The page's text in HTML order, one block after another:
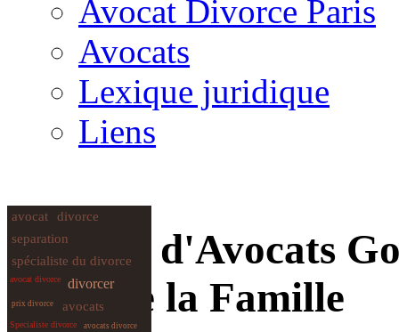
Avocat Divorce Paris
Avocats
Lexique juridique
Liens
avocat
divorce
separation
spécialiste du divorce
avocat divorce divorcer
prix divorce avocats
Specialiste divorce avocats divorce
Cabinet d'Avocats
Droit de la Famille